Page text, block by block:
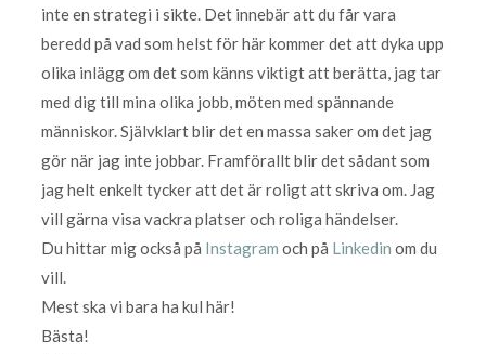
inte en strategi i sikte. Det innebär att du får vara
beredd på vad som helst för här kommer det att dyka upp
olika inlägg om det som känns viktigt att berätta, jag tar
med dig till mina olika jobb, möten med spännande
människor. Självklart blir det en massa saker om det jag
gör när jag inte jobbar. Framförallt blir det sådant som
jag helt enkelt tycker att det är roligt att skriva om. Jag
vill gärna visa vackra platser och roliga händelser.
Du hittar mig också på Instagram och på Linkedin om du
vill.
Mest ska vi bara ha kul här!
Bästa!